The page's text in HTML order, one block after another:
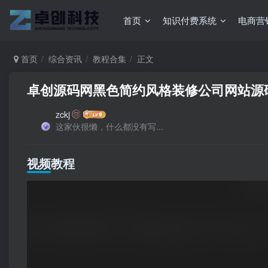
首页 知识付费系统 电商营
首页 综合资讯 教程合集 正文
卓创源码网黑色简约风格装修公司网站
zckj
这家伙很懒，什么都没有写...
视频教程